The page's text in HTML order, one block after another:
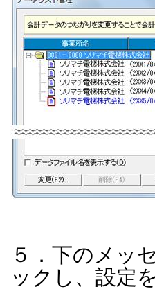
５．下のメッ
ックし、設定